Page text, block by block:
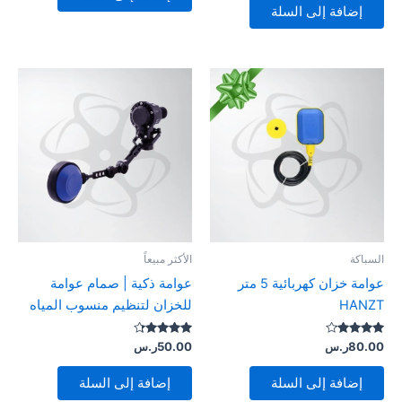
إضافة إلى السلة
السباكة
عوامة خزان كهربائية 5 متر
HANZT
تم التقييم
4.00
من 5
80.00ر.س
إضافة إلى السلة
الأكثر مبيعاً
عوامة ذكية | صمام عوامة
للخزان لتنظيم منسوب المياه
تم التقييم
4.14
من 5
50.00ر.س
إضافة إلى السلة